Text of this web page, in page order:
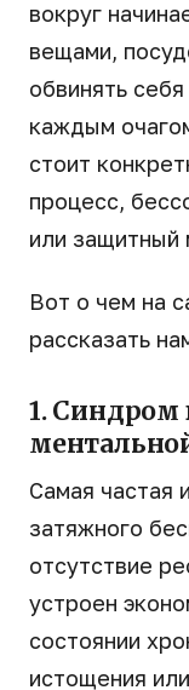
вокруг
вещами,
обвинять
каждым
стоит
процесс,
или защитный
Вот о чем на
рассказать
1.
Самая частая
затяжного
отсутствие
устроен
состоянии
истощения